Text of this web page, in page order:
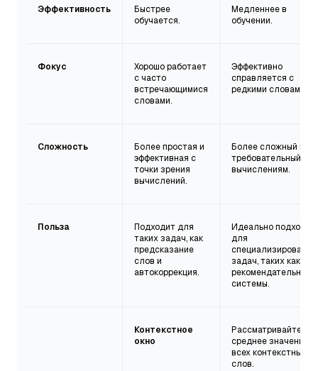
Эффективность
Быстрее
обучается.
Медленнее в
обучении.
Фокус
Хорошо работает
с часто
встречающимися
словами.
Эффективно
справляется с
редкими словами.
Сложность
Более простая и
эффективная с
точки зрения
вычислений.
Более сложный и
требовательный к
вычислениям.
Польза
Подходит для
таких задач, как
предсказание
слов и
автокоррекция.
Идеально подходит
для
задач, таких как
рекомендательные
системы.
Контекстное
окно
Рассматривайте
среднее значение
всех контекстных
слов.